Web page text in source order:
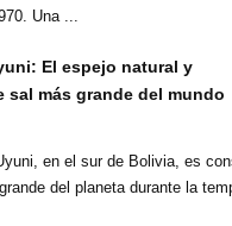
Una ...
El espejo natural y
sal más grande del mundo
en el sur de Bolivia, es
del planeta durante la